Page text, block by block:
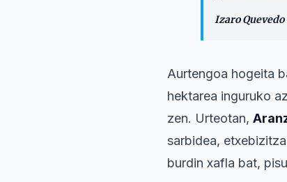
Izaro Quevedo
Aurtengoa hogeita
hektarea inguruko
zen. Urteotan,
sarbidea,
burdin xafla bat,